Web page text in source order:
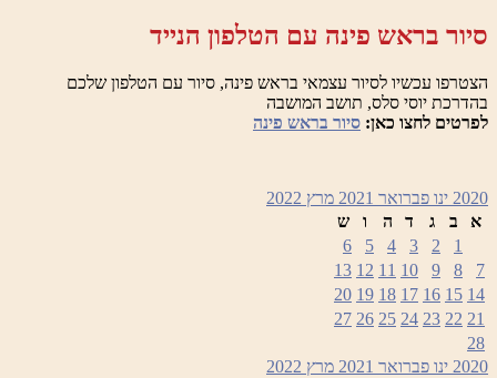
סיור בראש פינה עם הטלפון הנייד
הצטרפו עכשיו לסיור עצמאי בראש פינה, סיור עם הטלפון שלכם
בהדרכת יוסי סלס, תושב המושבה
לפרטים לחצו כאן: סיור בראש פינה
2020 ינו פברואר 2021 מרץ 2022
א
ב ג ד ה ו
ש
1
2
3
4
5
6
7
8
9
10
11
12
13
14
15
16
17
18
19
20
21
22
23
24
25
26
27
28
2020 ינו פברואר 2021 מרץ 2022